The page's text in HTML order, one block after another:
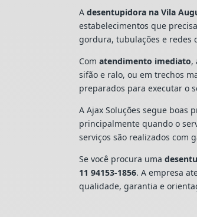
Adesentupidora na Vila
estabelecimentos que
gordura, tubulações e redes
Comatendimento imediato,
sifão e ralo, ou em trechos
preparados para executar o
A Ajax Soluções segue boas
principalmente quando o
serviços são realizados com
Se você procura uma
11 94153-1856. A empresa
qualidade, garantia e